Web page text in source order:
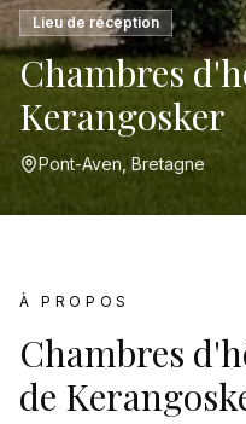
Lieu de réception
Chambres
Kerangosker
Pont-Aven, Bretagne
À PROPOS
Chambres
de